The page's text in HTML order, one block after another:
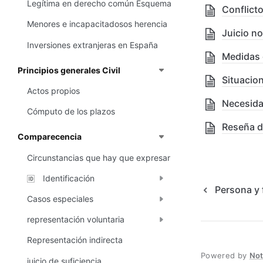
Legítima en derecho común Esquema
Menores e incapacitadosos herencia
Inversiones extranjeras en España
Principios generales Civil
Actos propios
Cómputo de los plazos
Comparecencia
Circunstancias que hay que expresar
🆔 Identificación
Casos especiales
representación voluntaria
Representación indirecta
juicio de suficiencia
Juicio
Medidas
Reseña
Persona y
Powered by